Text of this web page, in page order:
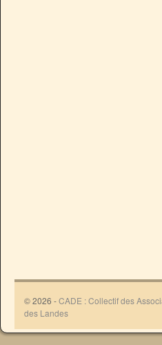
© 2026 -CADE : Collectif des
des Landes